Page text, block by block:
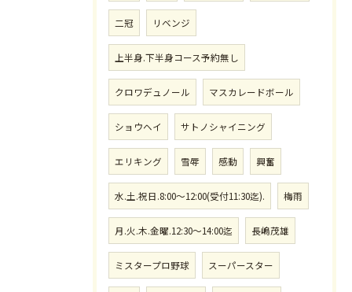
二冠 リベンジ
上半身.下半身コース予約無し
クロワデュノール マスカレードボール
ショウヘイ サトノシャイニング
エリキング 雪辱 感動 興奮
水.土.祝日.8:00〜12:00(受付11:30迄). 梅雨
月.火.木.金曜.12:30〜14:00迄 長嶋茂雄
ミスタープロ野球 スーパースター